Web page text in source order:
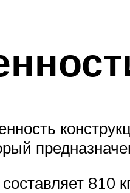
составляет